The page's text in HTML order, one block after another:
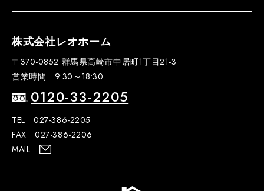
株式会社レオホーム
〒370-0852 群馬県高崎市中居町1丁目21-3
営業時間 9:30～18:30
0120-33-2205
TEL 027-386-2205
FAX 027-386-2206
MAIL